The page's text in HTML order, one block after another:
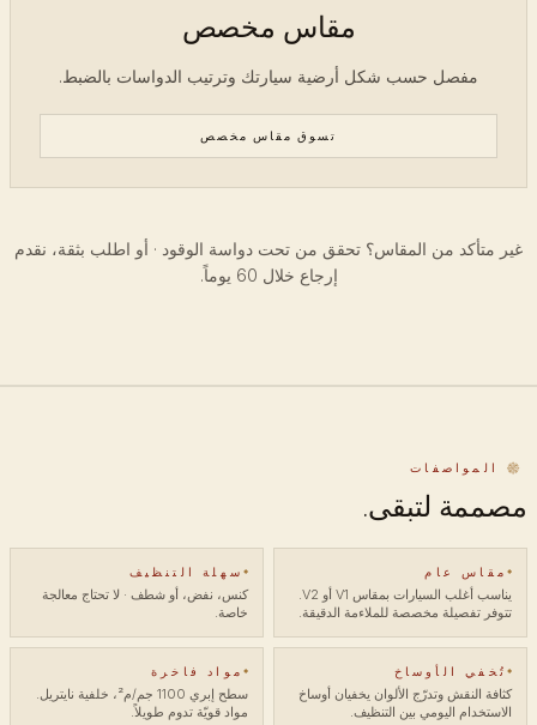
مقاس مخصص
مفصل حسب شكل أرضية سيارتك وترتيب الدواسات بالضبط.
تسوق مقاس مخصص
غير متأكد من المقاس؟ تحقق من تحت دواسة الوقود · أو اطلب بثقة، نقدم
إرجاع خلال 60 يوماً.
المواصفات
مصممة لتبقى.
مقاس عام
يناسب أغلب السيارات بمقاس V1 أو V2.
تتوفر تفصيلة مخصصة للملاءمة الدقيقة.
سهلة التنظيف
كنس، نفض، أو شطف · لا تحتاج معالجة
خاصة.
تُخفي الأوساخ
كثافة النقش وتدرّج الألوان يخفيان أوساخ
الاستخدام اليومي بين التنظيف.
مواد فاخرة
سطح إبري 1100 جم/م²، خلفية نايتريل.
مواد قويّة تدوم طويلاً.